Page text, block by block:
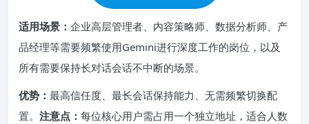
适用场景： 企业高层管理者、内容策略师、数据分析师、产
品经理等需要频繁使用Gemini进行深度工作的岗位，以及
所有需要保持长对话会话不中断的场景。
优势： 最高信任度、最长会话保持能力、无需频繁切换配
置。 注意点： 每位核心用户需占用一个独立地址，适合人数